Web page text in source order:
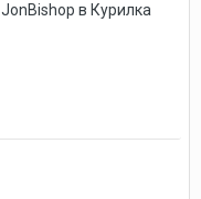
JonBishop в Курилка